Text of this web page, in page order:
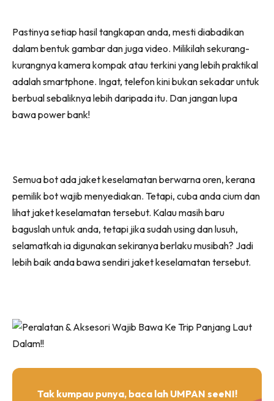
Pastinya setiap hasil tangkapan anda, mesti diabadikan
dalam bentuk gambar dan juga video. Milikilah sekurang-
kurangnya kamera kompak atau terkini yang lebih praktikal
adalah smartphone. Ingat, telefon kini bukan sekadar untuk
berbual sebaliknya lebih daripada itu. Dan jangan lupa
bawa power bank!
Semua bot ada jaket keselamatan berwarna oren, kerana
pemilik bot wajib menyediakan. Tetapi, cuba anda cium dan
lihat jaket keselamatan tersebut. Kalau masih baru
baguslah untuk anda, tetapi jika sudah using dan lusuh,
selamatkah ia digunakan sekiranya berlaku musibah? Jadi
lebih baik anda bawa sendiri jaket keselamatan tersebut.
Tak kumpau punya, baca lah UMPAN seeNI!